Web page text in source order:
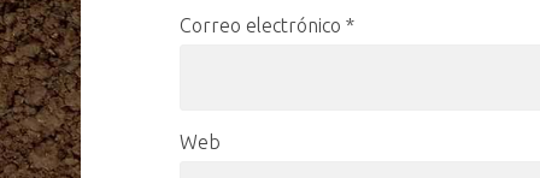
Correo electrónico *
Web